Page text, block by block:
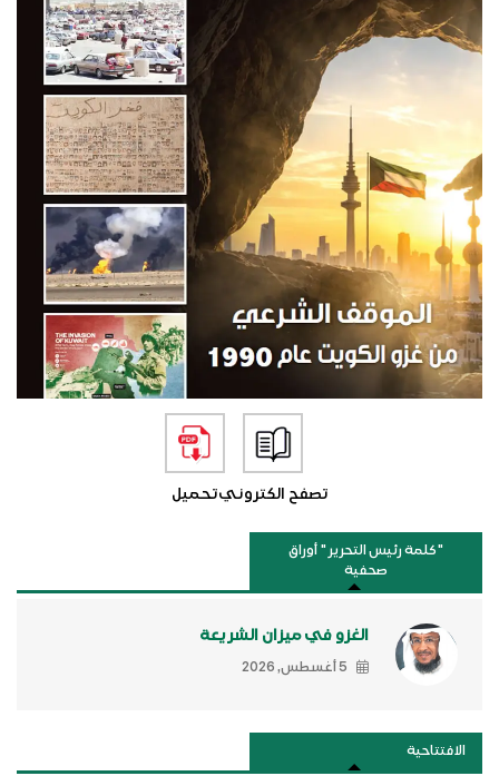
تصفح الكترونيتحميل
"كلمة رئيس التحرير " أوراق
صحفية
الغزو في ميزان الشريعة
5 أغسطس, 2026
الافتتاحية